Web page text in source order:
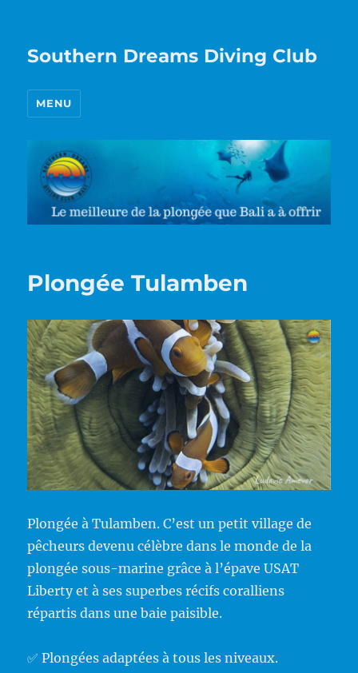
Southern Dreams Diving Club
MENU
Plongée Tulamben
Plongée à Tulamben. C’est un petit village de
pêcheurs devenu célèbre dans le monde de la
plongée sous-marine grâce à l’épave USAT
Liberty et à ses superbes récifs coralliens
répartis dans une baie paisible.
✅ Plongées adaptées à tous les niveaux.